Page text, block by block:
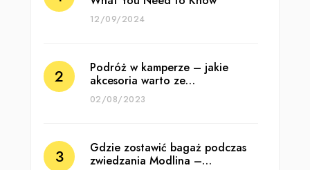
12/09/2024
Podróż w kamperze – jakie
akcesoria warto ze…
02/08/2023
Gdzie zostawić bagaż podczas
zwiedzania Modlina –…